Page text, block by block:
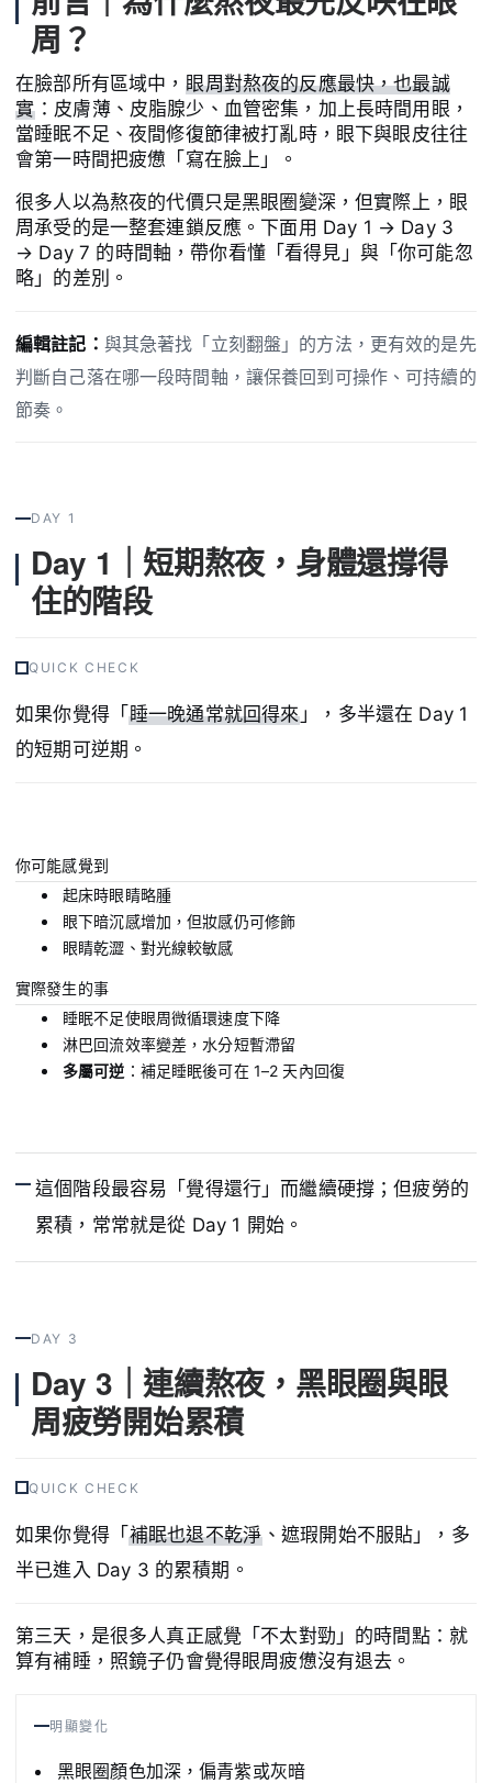
周？
在臉部所有區域中， 眼周對熬夜的反應最快，也最誠
實 ：皮膚薄、皮脂腺少、血管密集，加上長時間用眼，
當睡眠不足、夜間修復節律被打亂時，眼下與眼皮往往
會第一時間把疲憊「寫在臉上」。
很多人以為熬夜的代價只是黑眼圈變深，但實際上，眼
周承受的是一整套連鎖反應。下面用 Day 1 → Day 3
→ Day 7 的時間軸，帶你看懂「看得見」與「你可能忽
略」的差別。
編輯註記： 與其急著找「立刻翻盤」的方法，更有效的是先
判斷自己落在哪一段時間軸，讓保養回到可操作、可持續的
節奏。
DAY 1
Day 1｜短期熬夜，身體還撐得
住的階段
QUICK CHECK
如果你覺得「睡一晚通常就回得來 」，多半還在 Day 1
的短期可逆期。
你可能感覺到
起床時眼睛略腫
眼下暗沉感增加，但妝感仍可修飾
眼睛乾澀、對光線較敏感
實際發生的事
睡眠不足使眼周微循環速度下降
淋巴回流效率變差，水分短暫滯留
多屬可逆 ：補足睡眠後可在 1–2 天內回復
這個階段最容易「覺得還行」而繼續硬撐；但疲勞的
累積，常常就是從 Day 1 開始。
DAY 3
Day 3｜連續熬夜，黑眼圈與眼
周疲勞開始累積
QUICK CHECK
如果你覺得「補眠也退不乾淨、遮瑕開始不服貼」，多
半已進入 Day 3 的累積期。
第三天，是很多人真正感覺「不太對勁」的時間點：就
算有補睡，照鏡子仍會覺得眼周疲憊沒有退去。
明顯變化
黑眼圈顏色加深，偏青紫或灰暗